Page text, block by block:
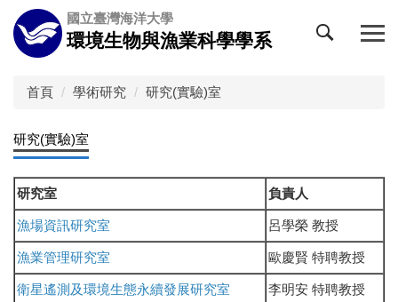
跳
到
主
區
國立臺灣海洋大學
環境生物與漁業科學學系
首頁 學術研究 研究(實驗)室
研究(實驗)室
研究室 負責人
漁場資訊研究室 呂學榮 教授
漁業管理研究室 歐慶賢 特聘教授
衛星遙測及環境生態永續發展研究室 李明安 特聘教授